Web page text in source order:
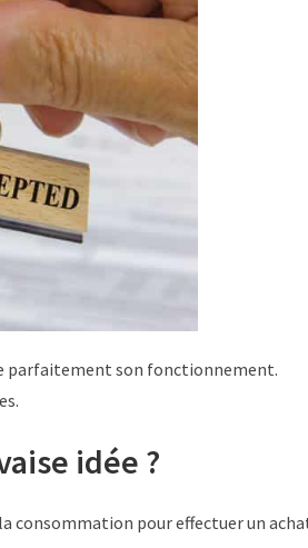
parfaitement son fonctionnement.
idée ?
consommation pour effectuer un